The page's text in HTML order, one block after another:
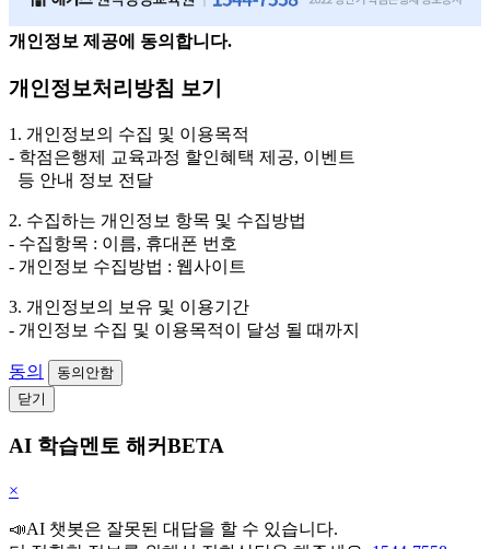
개인정보 제공에 동의합니다.
개인정보처리방침 보기
1. 개인정보의 수집 및 이용목적
- 학점은행제 교육과정 할인혜택 제공, 이벤트
등 안내 정보 전달
2. 수집하는 개인정보 항목 및 수집방법
- 수집항목 : 이름, 휴대폰 번호
- 개인정보 수집방법 : 웹사이트
3. 개인정보의 보유 및 이용기간
- 개인정보 수집 및 이용목적이 달성 될 때까지
동의
동의안함
닫기
AI 학습멘토 해커BETA
×
📣AI 챗봇은 잘못된 대답을 할 수 있습니다.